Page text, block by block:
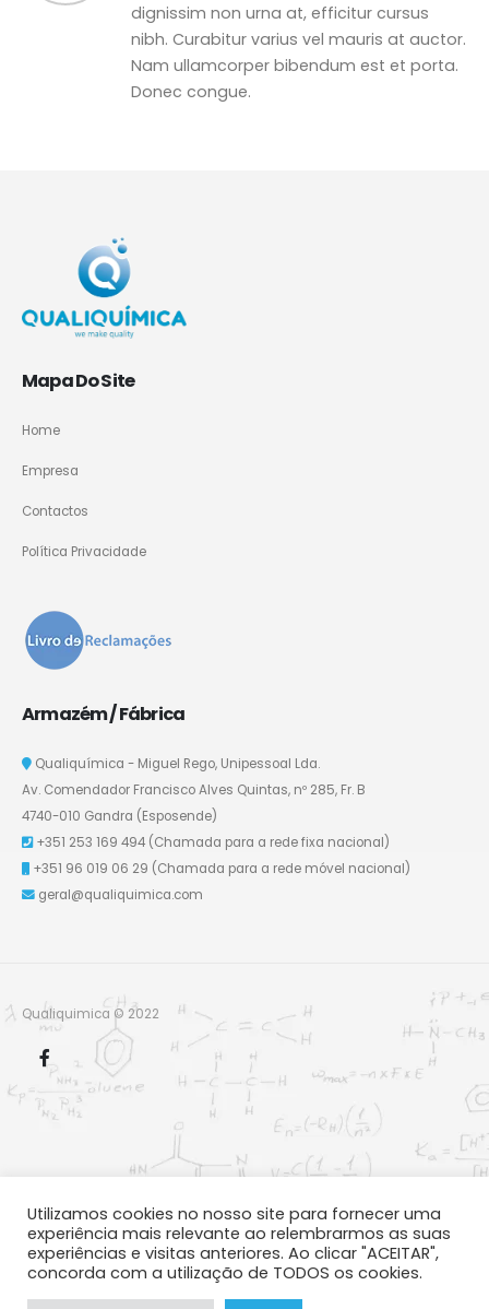
dignissim non urna at, efficitur cursus
nibh. Curabitur varius vel mauris at auctor.
Nam ullamcorper bibendum est et porta.
Donec congue.
Mapa Do Site
Home
Empresa
Contactos
Política Privacidade
Armazém / Fábrica
Qualiquímica - Miguel Rego, Unipessoal Lda.
Av. Comendador Francisco Alves Quintas, nº 285, Fr. B
4740-010 Gandra (Esposende)
+351 253 169 494 (Chamada para a rede fixa nacional)
+351 96 019 06 29 (Chamada para a rede móvel nacional)
geral@qualiquimica.com
Qualiquimica © 2022
Utilizamos cookies no nosso site para fornecer uma
experiência mais relevante ao relembrarmos as suas
experiências e visitas anteriores. Ao clicar "ACEITAR",
concorda com a utilização de TODOS os cookies.